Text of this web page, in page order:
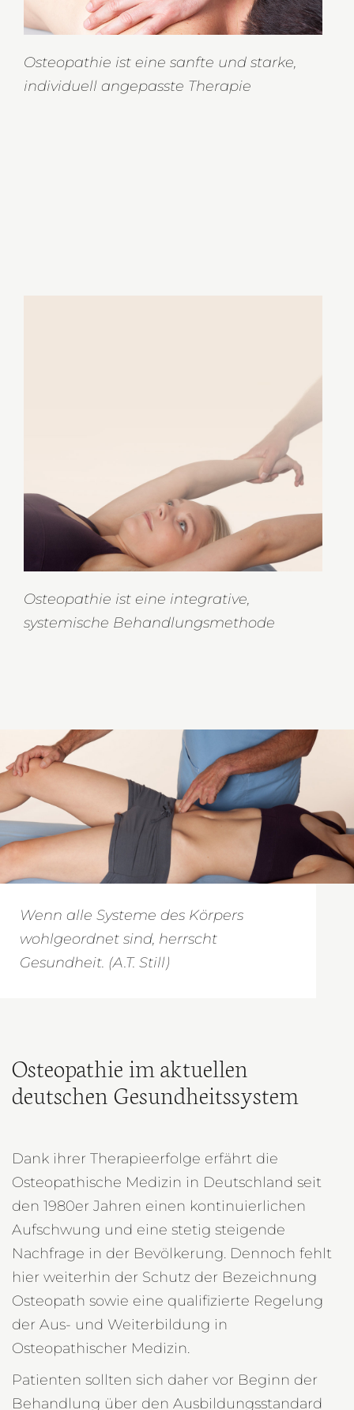
Osteopathie ist eine sanfte und starke,
individuell angepasste Therapie
Osteopathie ist eine integrative,
systemische Behandlungsmethode
Wenn alle Systeme des Körpers
wohlgeordnet sind, herrscht
Gesundheit. (A.T. Still)
Osteopathie im aktuellen
deutschen Gesundheitssystem
Dank ihrer Therapieerfolge erfährt die
Osteopathische Medizin in Deutschland seit
den 1980er Jahren einen kontinuierlichen
Aufschwung und eine stetig steigende
Nachfrage in der Bevölkerung. Dennoch fehlt
hier weiterhin der Schutz der Bezeichnung
Osteopath sowie eine qualifizierte Regelung
der Aus- und Weiterbildung in
Osteopathischer Medizin.
Patienten sollten sich daher vor Beginn der
Behandlung über den Ausbildungsstandard